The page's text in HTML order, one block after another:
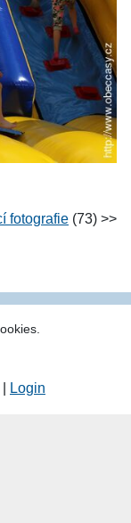
fotografie (73) >>
Login